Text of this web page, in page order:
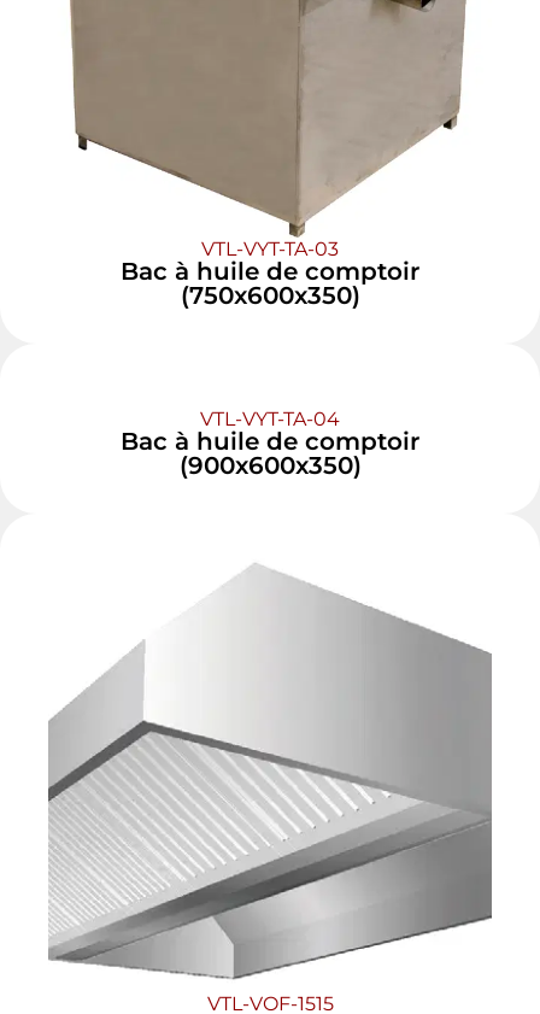
VTL-VYT-TA-03
Bac à huile de comptoir
(750x600x350)
VTL-VYT-TA-04
Bac à huile de comptoir
(900x600x350)
VTL-VOF-1515